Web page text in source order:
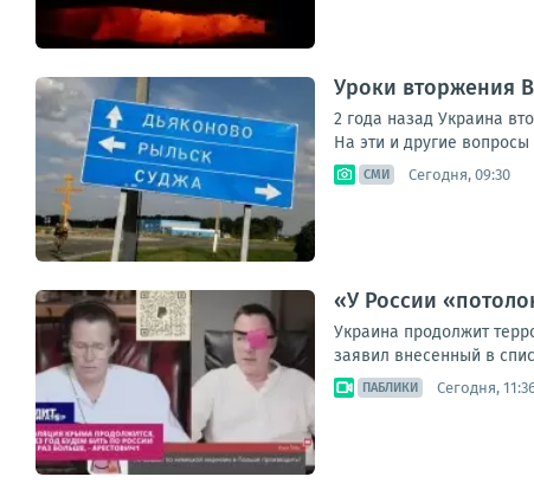
Уроки вторжения
2 года назад Украина
На эти и другие вопросы
СМИ Сегодня, 09:30
«У России
Украина продолжит
заявил внесенный в
ПАБЛИКИ Сегодня,